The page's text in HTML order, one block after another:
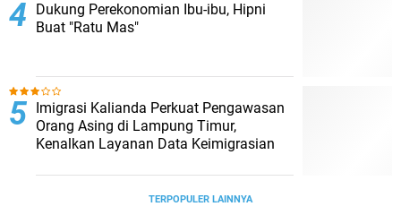
Dukung Perekonomian Ibu-ibu, Hipni
Buat "Ratu Mas"
Imigrasi Kalianda Perkuat Pengawasan
Orang Asing di Lampung Timur,
Kenalkan Layanan Data Keimigrasian
TERPOPULER LAINNYA